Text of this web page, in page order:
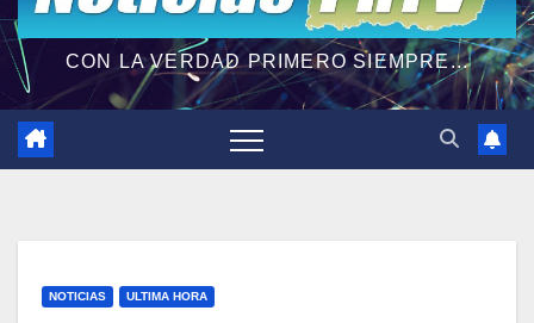
CON LA VERDAD PRIMERO SIEMPRE...
NOTICIAS ULTIMA HORA